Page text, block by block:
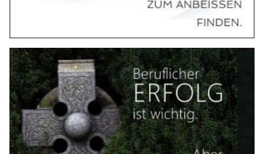
ganz besonderes Projekt zusammengetan: den 144-Song.
Ein fetziger Ohrwurm mit einer ganz wichtigen Botschaft, die
uns alle betrifft– jede/r kann Leben retten!
Weiterlesen
AAA Alpine Air Ambulance: Rettungseinsätze im
Schnee – schnelle Hilfe aus der Luft
17.02.25 VON BELMEDIA REDAKTION
Impressionen unserer Crew von der vergangenen Woche: